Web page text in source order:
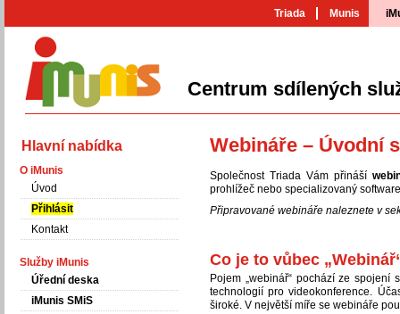
Triada Munis
Centrum sdílených
Webináře – Úvodní
Společnost Triada Vám přináší
prohlížeč nebo specializovaný
Připravované webináře naleznete v
Co je to vůbec
Pojem „webinář“ pochází ze
technologií pro videokonference.
široké. V největší míře se webináře
Hlavní nabídka
O iMunis
Úvod
Přihlásit
Kontakt
Služby iMunis
Úřední deska
iMunis SMiS